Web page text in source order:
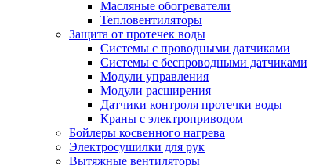
Масляные обогреватели
Тепловентиляторы
Защита от протечек воды
Системы с проводными датчиками
Системы с беспроводными датчиками
Модули управления
Модули расширения
Датчики контроля протечки воды
Краны с электроприводом
Бойлеры косвенного нагрева
Электросушилки для рук
Вытяжные вентиляторы